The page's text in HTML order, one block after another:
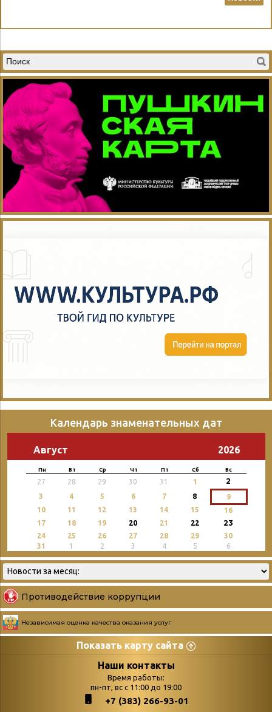
Календарь знаменательных дат
Август 2026
Пн Вт Ср Чт Пт Сб Вс
27 28 29 30 31 1 2
3 4 5 6 7 8
9
10
11 12 13 14 15
16
17
18 19 20 21 22 23
24 25 26 27 28 29
30
31
1 2 3 4 5 6
Противодействие коррупции
Независимая оценка качества оказания услуг
Показать карту сайта
Страницы
podvedenie-itogov-festivalya-
поступлений
Наши контакты
Время работы:
пн-пт, вс с 11:00 до 19:00
+7 (383) 266-93-01